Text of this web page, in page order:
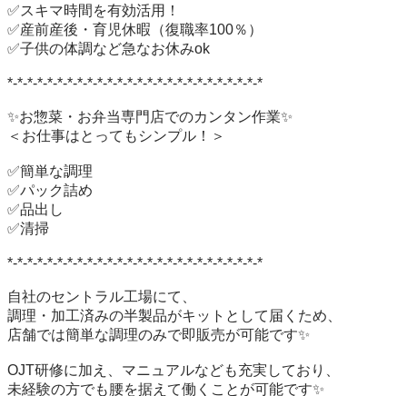
✅スキマ時間を有効活用！
✅産前産後・育児休暇（復職率100％）
✅子供の体調など急なお休みok
*-*-*-*-*-*-*-*-*-*-*-*-*-*-*-*-*-*-*-*-*-*-*-*-*-*
✨お惣菜・お弁当専門店でのカンタン作業✨
＜お仕事はとってもシンプル！＞
✅簡単な調理
✅パック詰め
✅品出し
✅清掃
*-*-*-*-*-*-*-*-*-*-*-*-*-*-*-*-*-*-*-*-*-*-*-*-*-*
自社のセントラル工場にて、
調理・加工済みの半製品がキットとして届くため、
店舗では簡単な調理のみで即販売が可能です✨
OJT研修に加え、マニュアルなども充実しており、
未経験の方でも腰を据えて働くことが可能です✨